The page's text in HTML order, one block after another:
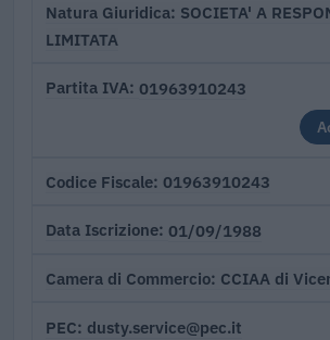
Natura Giuridica SOCIETA' A
LIMITATA
Partita IVA 01963910243
Codice Fiscale 01963910243
Data Iscrizione 01/09/1988
Camera di Commercio CCIAA di
PEC dusty.service@pec.it